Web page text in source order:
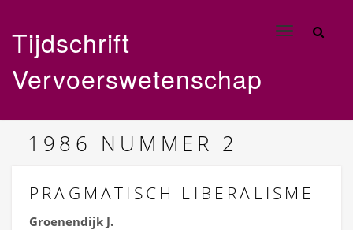
Toggle
Tijdschrift
Vervoerswetenschap
1986 NUMMER 2
PRAGMATISCH LIBERALISME
Groenendijk J.